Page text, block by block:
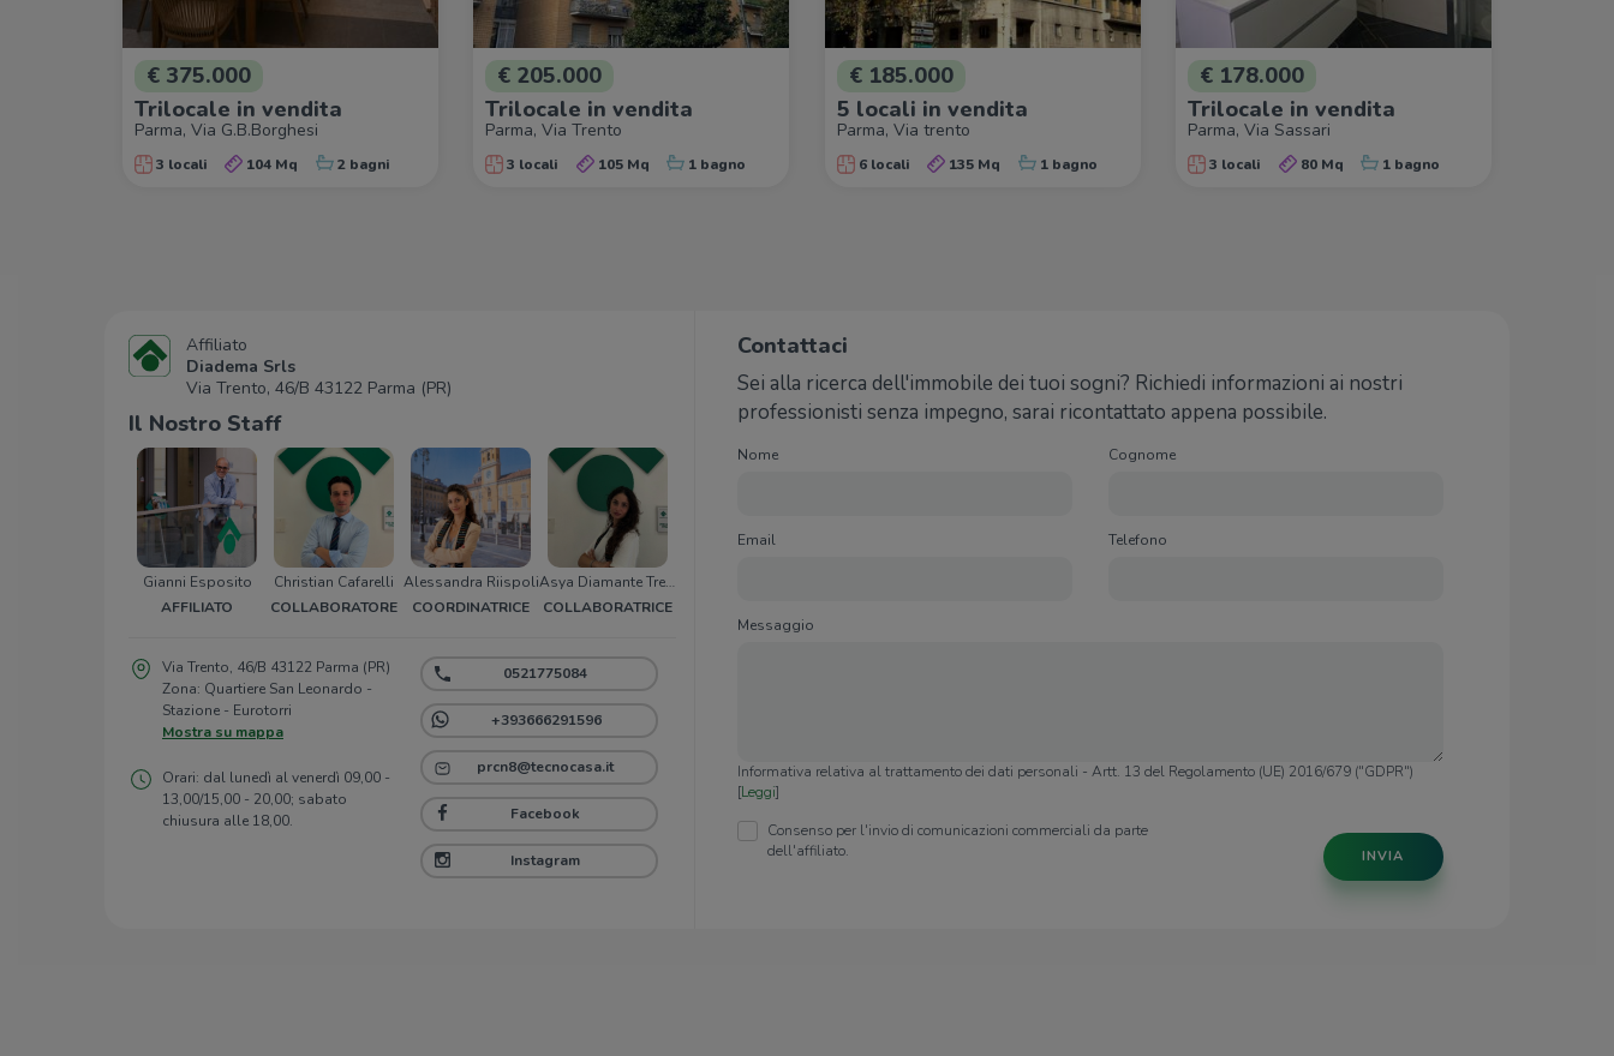
€ 375.000
Trilocale in vendita
Parma, Via G.B.Borghesi
3 locali 104 Mq 2 bagni
€ 205.000
Trilocale in vendita
Parma, Via Trento
3 locali 105 Mq 1 bagno
€ 185.000
5 locali in vendita
Parma, Via trento
6 locali 135 Mq 1 bagno
€ 178.000
Trilocale in vendita
Parma, Via Sassari
3 locali 80 Mq 1 bagno
Affiliato
Diadema Srls
Via Trento, 46/B 43122 Parma (PR)
Il Nostro Staff
Gianni Esposito
AFFILIATO
Christian Cafarelli
COLLABORATORE
Alessandra Riispoli
COORDINATRICE
Asya Diamante Treboldi
COLLABORATRICE
Via Trento, 46/B 43122 Parma (PR)
Zona: Quartiere San Leonardo -
Stazione - Eurotorri
Mostra su mappa
Orari: dal lunedì al venerdì 09,00 -
13,00/15,00 - 20,00; sabato
chiusura alle 18,00.
0521775084
+393666291596
prcn8@tecnocasa.it
Facebook
Instagram
Contattaci
Sei alla ricerca dell'immobile dei tuoi sogni? Richiedi informazioni ai nostri
professionisti senza impegno, sarai ricontattato appena possibile.
Nome Cognome
Email Telefono
Messaggio
Informativa relativa al trattamento dei dati personali - Artt. 13 del Regolamento (UE) 2016/679 ("GDPR")
[Leggi]
Consenso per l'invio di comunicazioni commerciali da parte
dell'affiliato.
INVIA